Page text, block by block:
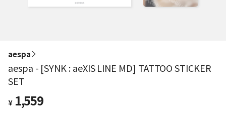
aespa
aespa - [SYNK : aeXIS LINE MD] TATTOO STICKER
SET
¥ 1,559